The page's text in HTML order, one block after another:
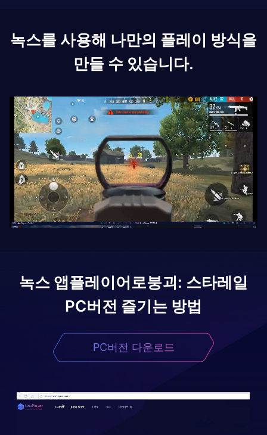
녹스를 사용해 나만의 플레이 방식을
만들 수 있습니다.
녹스 앱플레이어로붕괴: 스타레일
PC버전 즐기는 방법
PC버전 다운로드